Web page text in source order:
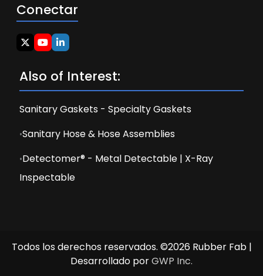
Conectar
Also of Interest:
Sanitary Gaskets - Specialty Gaskets
Sanitary Hose & Hose Assemblies
Detectomer® - Metal Detectable | X-Ray
Inspectable
Todos los derechos reservados. ©2026 Rubber Fab |
Desarrollado porGWP Inc.